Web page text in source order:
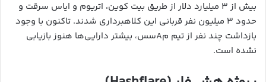
بیش از ۳ میلیارد دلار از طریق بیت کوین، اتریوم و ایاس سرقت و
حدود ۳ میلیون نفر قربانی این کلاهبرداری شدند. تاکنون با وجود
بازداشت چند نفر از تیم مAسس، بیشتر دارایی‌ها هنوز بازیابی
نشده است.